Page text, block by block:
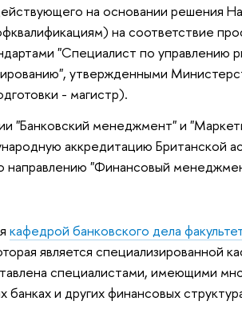
на основании решения
на соответствие
"Специалист по управлению
утвержденными
- магистр).
"Банковский менеджмент" и
аккредитацию Британской
направлению "Финансовый
кафедрой банковского дела
является специализированной
специалистами, имеющими
и других финансовых